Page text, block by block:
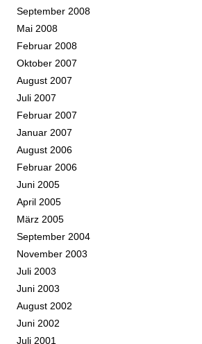
September 2008
Mai 2008
Februar 2008
Oktober 2007
August 2007
Juli 2007
Februar 2007
Januar 2007
August 2006
Februar 2006
Juni 2005
April 2005
März 2005
September 2004
November 2003
Juli 2003
Juni 2003
August 2002
Juni 2002
Juli 2001